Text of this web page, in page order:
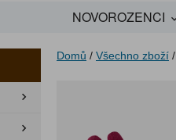
NOVOROZENCI
Domů / Všechno zboží /